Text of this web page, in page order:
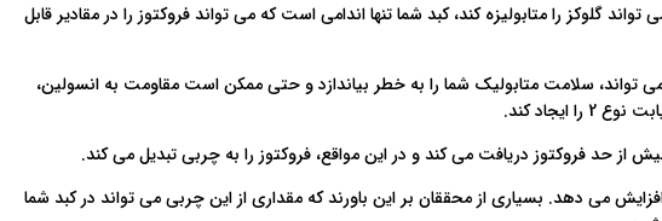
گلوکز را متابولیزه کند، کبد شما تنها اندامی است که می تواند فروکتوز را در مقادیر قابل
تواند، سلامت متابولیک شما را به خطر بیاندازد و حتی ممکن است مقاومت به انسولین،
ایجاد کند.
از حد فروکتوز دریافت می کند و در این مواقع، فروکتوز را به چربی تبدیل می کند.
می دهد. بسیاری از محققان بر این باورند که مقداری از این چربی می تواند در کبد شما